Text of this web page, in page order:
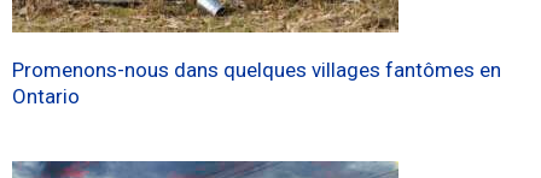
Promenons-nous dans quelques villages fantômes en
Ontario